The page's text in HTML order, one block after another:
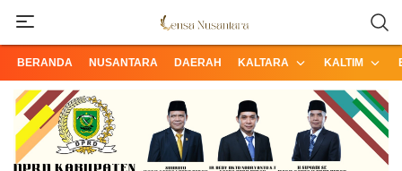
Lensa Nusantara
Informasi Terpercaya dari Nusantara
BERANDA NUSANTARA DAERAH KALTARA KALTIM